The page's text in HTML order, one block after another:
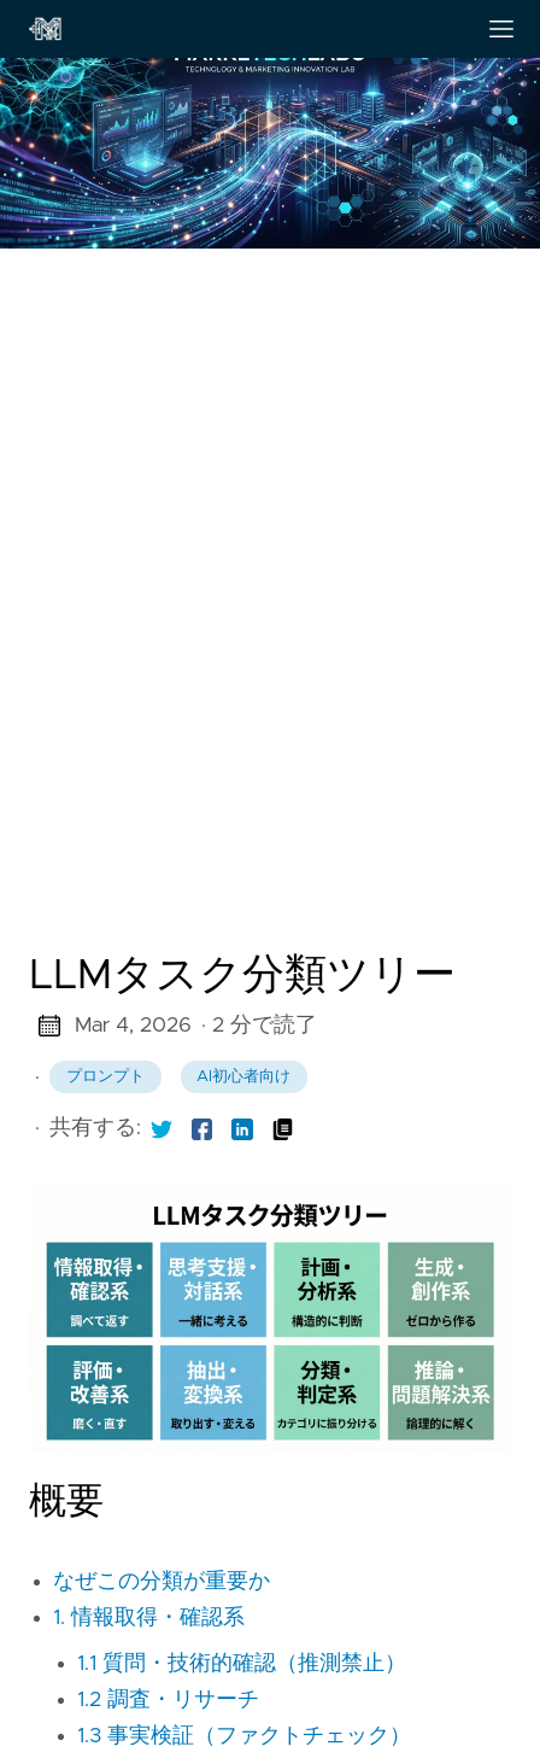
LLMタスク分類ツリー
Mar 4, 2026 · 2 分で読了
· プロンプト AI初心者向け
· 共有する:
概要
なぜこの分類が重要か
1. 情報取得・確認系
1.1 質問・技術的確認（推測禁止）
1.2 調査・リサーチ
1.3 事実検証（ファクトチェック）